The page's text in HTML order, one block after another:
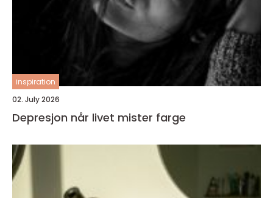
inspiration
02. July 2026
Depresjon når livet mister farge